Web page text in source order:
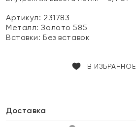
Артикул: 231783
Металл:Золото 585
Вставки:Без вставок
В ИЗБРАННОЕ
Доставка